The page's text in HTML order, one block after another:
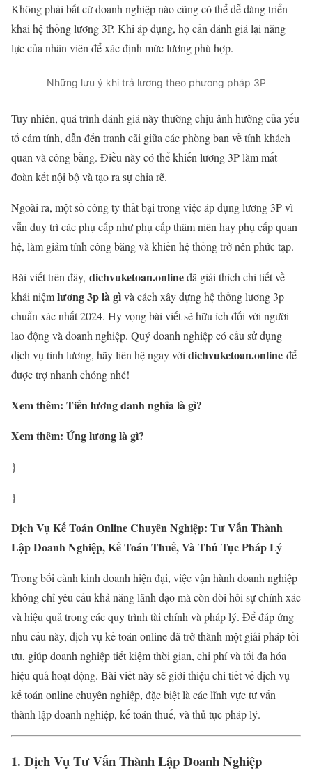
Không phải bất cứ doanh nghiệp nào cũng có thể dễ dàng triển
khai hệ thống lương 3P. Khi áp dụng, họ cần đánh giá lại năng
lực của nhân viên để xác định mức lương phù hợp.
Những lưu ý khi trả lương theo phương pháp 3P
Tuy nhiên, quá trình đánh giá này thường chịu ảnh hưởng của yếu
tố cảm tính, dẫn đến tranh cãi giữa các phòng ban về tính khách
quan và công bằng. Điều này có thể khiến lương 3P làm mất
đoàn kết nội bộ và tạo ra sự chia rẽ.
Ngoài ra, một số công ty thất bại trong việc áp dụng lương 3P vì
vẫn duy trì các phụ cấp như phụ cấp thâm niên hay phụ cấp quan
hệ, làm giảm tính công bằng và khiến hệ thống trở nên phức tạp.
Bài viết trên đây, dichvuketoan.onlineđã giải thích chi tiết về
khái niệmlương 3p là gìvà cách xây dựng hệ thống lương 3p
chuẩn xác nhất 2024. Hy vọng bài viết sẽ hữu ích đối với người
lao động và doanh nghiệp. Quý doanh nghiệp có cầu sử dụng
dịch vụ tính lương, hãy liên hệ ngay vớidichvuketoan.online để
được trợ nhanh chóng nhé!
Xem thêm: Tiền lương danh nghĩa là gì?
Xem thêm: Ứng lương là gì?
}
}
Dịch Vụ Kế Toán Online Chuyên Nghiệp: Tư Vấn Thành
Lập Doanh Nghiệp, Kế Toán Thuế, Và Thủ Tục Pháp Lý
Trong bối cảnh kinh doanh hiện đại, việc vận hành doanh nghiệp
không chỉ yêu cầu khả năng lãnh đạo mà còn đòi hỏi sự chính xác
và hiệu quả trong các quy trình tài chính và pháp lý. Để đáp ứng
nhu cầu này, dịch vụ kế toán online đã trở thành một giải pháp tối
ưu, giúp doanh nghiệp tiết kiệm thời gian, chi phí và tối đa hóa
hiệu quả hoạt động. Bài viết này sẽ giới thiệu chi tiết về dịch vụ
kế toán online chuyên nghiệp, đặc biệt là các lĩnh vực tư vấn
thành lập doanh nghiệp, kế toán thuế, và thủ tục pháp lý.
1. Dịch Vụ Tư Vấn Thành Lập Doanh Nghiệp